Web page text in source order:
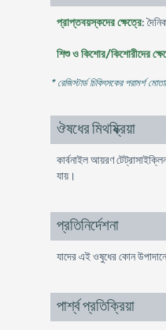
প্রাপ্তবয়স্কদের ক্ষেত্রে:
শিশু ও কিশোর/কিশোরীদের
* রেজিস্টার্ড চিকিৎসকের পরামর্শ
ঔষধের মিথষ্ক্রিয়া
কার্বনাইল আয়রণ
যায়।
প্রতিনির্দেশনা
যাদের এই ওষুধের কোন
পার্শ্ব প্রতিক্রিয়া